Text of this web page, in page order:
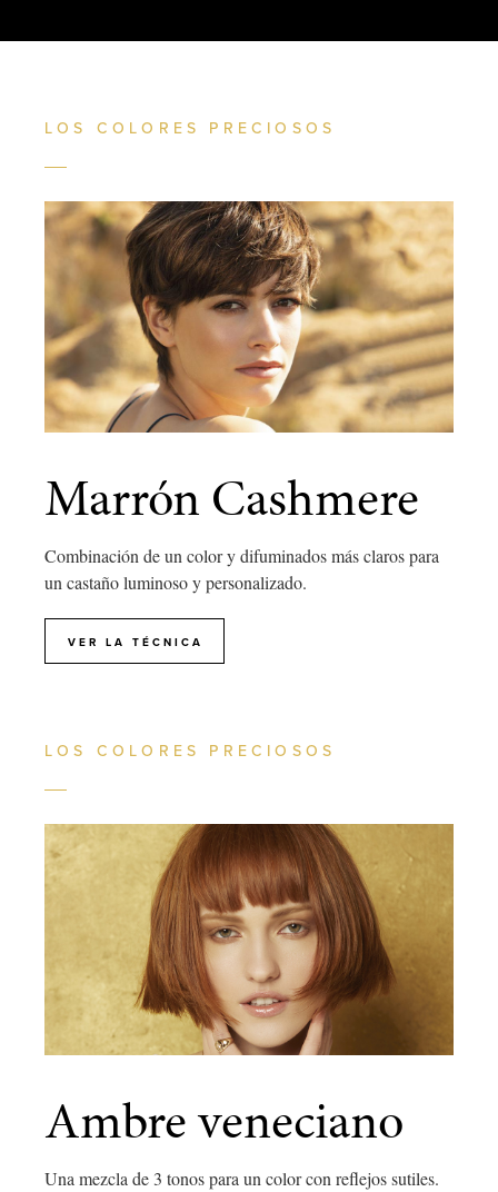
LOS COLORES PRECIOSOS
Marrón Cashmere
Combinación de un color y difuminados más claros para
un castaño luminoso y personalizado.
VER LA TÉCNICA
LOS COLORES PRECIOSOS
Ambre veneciano
Una mezcla de 3 tonos para un color con reflejos sutiles.